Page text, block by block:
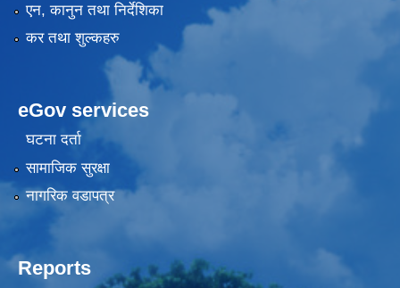
एन, कानुन तथा निर्देशिका
कर तथा शुल्कहरु
eGov services
घटना दर्ता
सामाजिक सुरक्षा
नागरिक वडापत्र
Reports